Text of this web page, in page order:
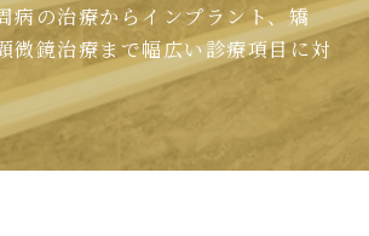
病の治療からインプラント、矯
微鏡治療まで幅広い診療項目に対